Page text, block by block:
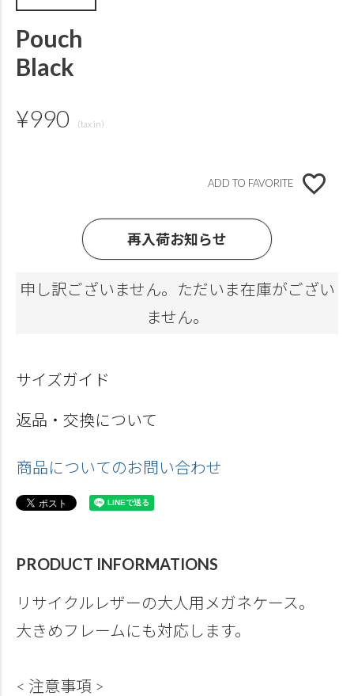
Pouch
Black
¥990
ADD TO FAVORITE
再入荷お知らせ
申し訳ございません。ただいま在庫がござい
ません。
サイズガイド
返品・交換について
商品についてのお問い合わせ
PRODUCT INFORMATIONS
リサイクルレザーの大人用メガネケース。
大きめフレームにも対応します。
< 注意事項 >